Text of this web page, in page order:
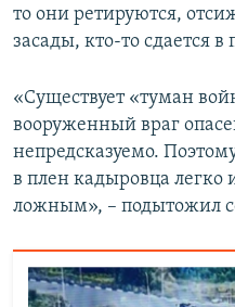
то они ретируются,
засады, кто-то сдается в
«Существует «туман
вооруженный враг
непредсказуемо.
в плен кадыровца легко
ложным», – подытожил